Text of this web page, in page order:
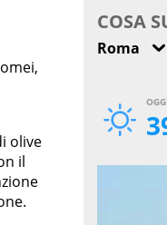
olive
il